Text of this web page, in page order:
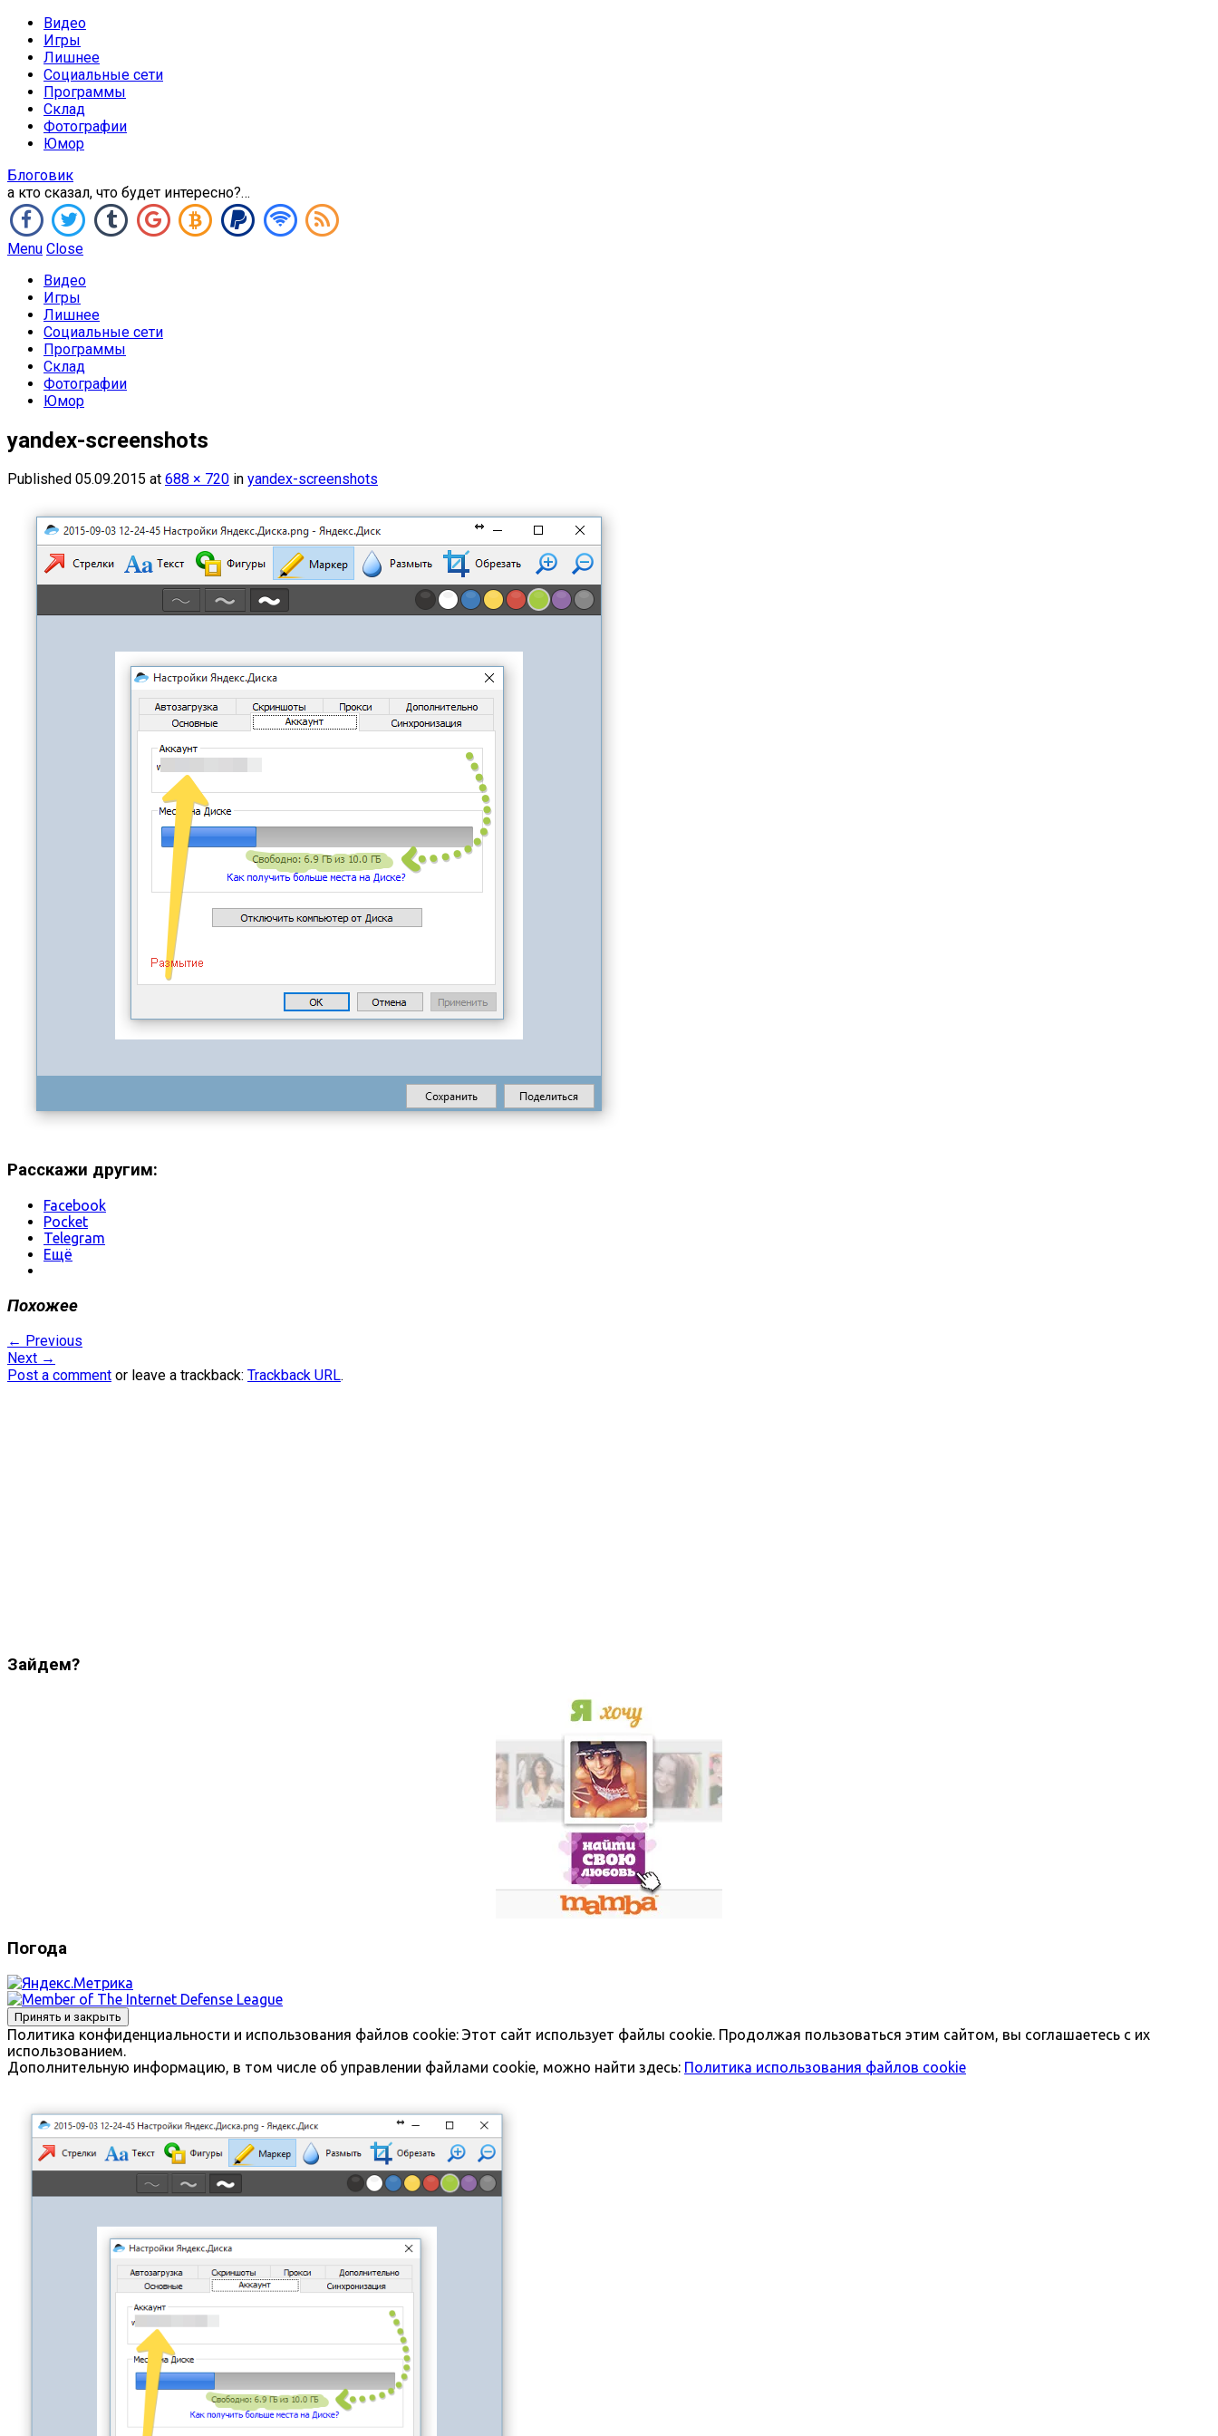
Видео
Игры
Лишнее
Социальные сети
Программы
Склад
Фотографии
Юмор
Блоговик
а кто сказал, что будет интересно?…
Menu Close
Видео
Игры
Лишнее
Социальные сети
Программы
Склад
Фотографии
Юмор
yandex-screenshots
Published 05.09.2015 at 688 × 720 in yandex-screenshots
Расскажи другим:
Facebook
Pocket
Telegram
Ещё
Похожее
← Previous
Next →
Post a comment or leave a trackback: Trackback URL.
Зайдем?
Погода
Политика конфиденциальности и использования файлов сookie: Этот сайт использует файлы cookie. Продолжая пользоваться этим сайтом, вы соглашаетесь с их
использованием.
Дополнительную информацию, в том числе об управлении файлами cookie, можно найти здесь: Политика использования файлов cookie